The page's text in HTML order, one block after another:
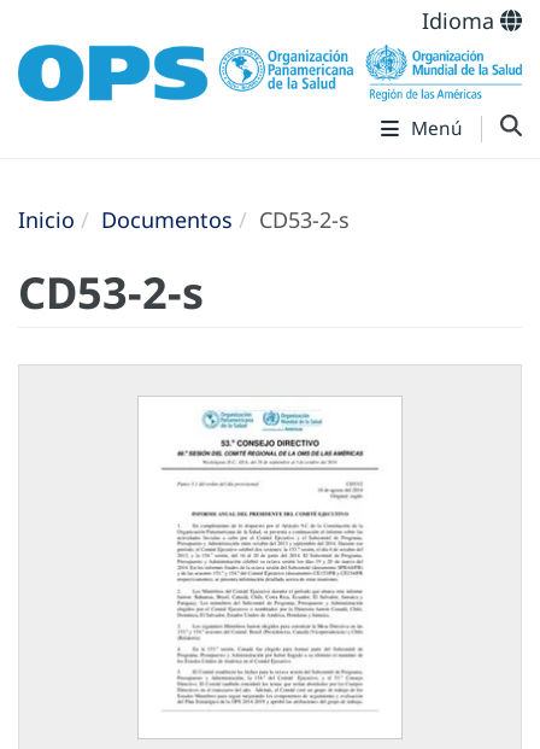
Idioma
Menú
Inicio Documentos CD53-2-s
CD53-2-s